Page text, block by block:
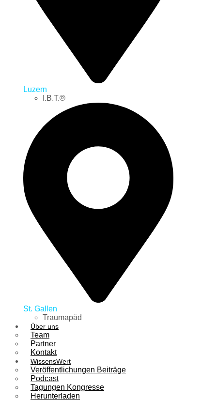
Luzern
I.B.T.®
St. Gallen
Traumapäd
Über uns
Team
Partner
Kontakt
WissensWert
Veröffentlichungen Beiträge
Podcast
Tagungen Kongresse
Herunterladen